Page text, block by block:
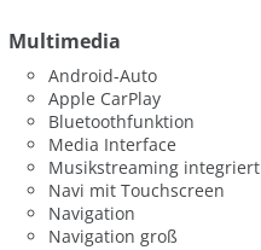
Multimedia
Android-Auto
Apple CarPlay
Bluetoothfunktion
Media Interface
Musikstreaming integriert
Navi mit Touchscreen
Navigation
Navigation groß